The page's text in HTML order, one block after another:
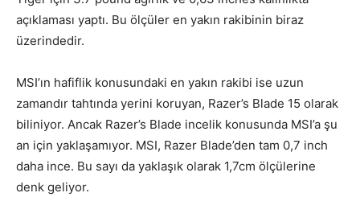
açıklaması yaptı. Bu ölçüler en yakın rakibinin biraz
üzerindedir.
MSI’ın hafiflik konusundaki en yakın rakibi ise uzun
zamandır tahtında yerini koruyan, Razer’s Blade 15 olarak
biliniyor. Ancak Razer’s Blade incelik konusunda MSI’a şu
an için yaklaşamıyor. MSI, Razer Blade’den tam 0,7 inch
daha ince. Bu sayı da yaklaşık olarak 1,7cm ölçülerine
denk geliyor.